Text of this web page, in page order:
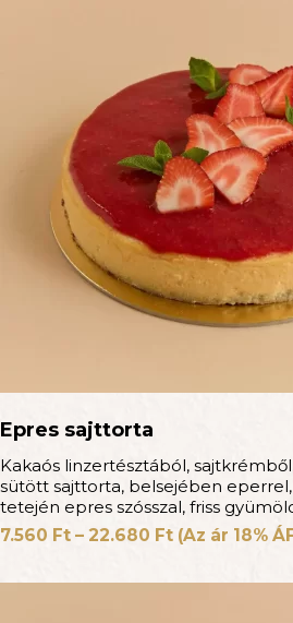
Epres sajttorta
Kakaós linzertésztából,
sütött sajttorta, belsejében eperrel,
tetején epres szósszal, friss
7.560 Ft – 22.680 Ft (Az ár 18%